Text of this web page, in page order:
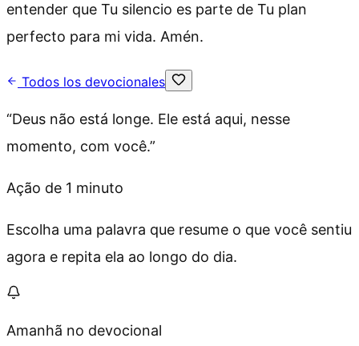
entender que Tu silencio es parte de Tu plan
perfecto para mi vida. Amén.
Todos los devocionales
“Deus não está longe. Ele está aqui, nesse
momento, com você.”
Ação de 1 minuto
Escolha uma palavra que resume o que você sentiu
agora e repita ela ao longo do dia.
Amanhã no devocional